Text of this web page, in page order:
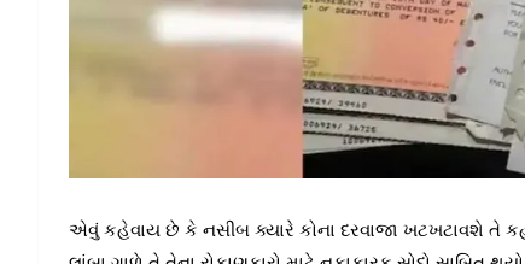
એવું કહેવાય છે કે નસીબ ક્યારે કોના દરવાજા ખટખટાવશે તે